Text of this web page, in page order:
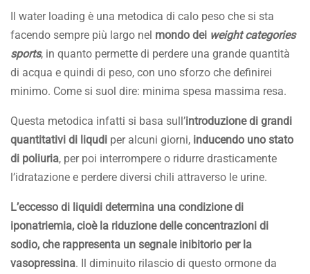
Il water loading è una metodica di calo peso che si sta
facendo sempre più largo nel mondo dei weight categories
sports, in quanto permette di perdere una grande quantità
di acqua e quindi di peso, con uno sforzo che definirei
minimo. Come si suol dire: minima spesa massima resa.
Questa metodica infatti si basa sull’introduzione di grandi
quantitativi di liqudi per alcuni giorni, inducendo uno stato
di poliuria, per poi interrompere o ridurre drasticamente
l’idratazione e perdere diversi chili attraverso le urine.
L’eccesso di liquidi determina una condizione di
iponatriemia, cioè la riduzione delle concentrazioni di
sodio, che rappresenta un segnale inibitorio per la
vasopressina. Il diminuito rilascio di questo ormone da